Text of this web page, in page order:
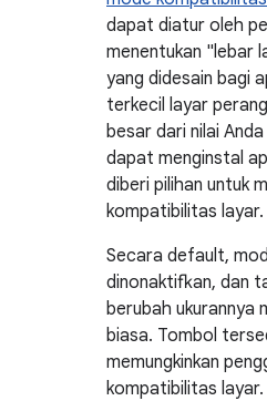
dapat diatur oleh
menentukan "lebar
yang didesain bagi
terkecil layar
besar dari nilai
dapat menginstal
diberi pilihan untuk
kompatibilitas layar.
Secara default,
dinonaktifkan, dan
berubah ukurannya
biasa. Tombol
memungkinkan
kompatibilitas layar.